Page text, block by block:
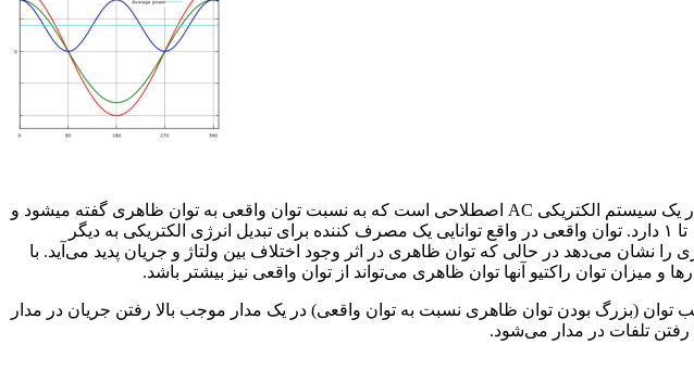
یک سیستم الکتریکی AC اصطلاحی است که به نسبت توان واقعی به توان ظاهری گفته میشود و
مقداری بین ۰ تا ۱ دارد. توان واقعی در واقع توانایی یک مصرف کننده برای تبدیل انرژی الکتریکی به دیگر
را نشان می‌دهد در حالی که توان ظاهری در اثر وجود اختلاف بین ولتاژ و جریان پدید می‌آید. با
و میزان توان راکتیو آنها توان ظاهری می‌تواند از توان واقعی نیز بیشتر باشد.
توان (بزرگ بودن توان ظاهری نسبت به توان واقعی) در یک مدار موجب بالا رفتن جریان در مدار
رفتن تلفات در مدار می‌شود.